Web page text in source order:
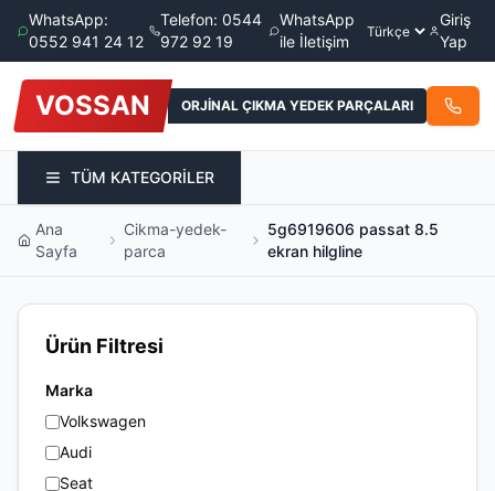
WhatsApp:
0552 941 24 12
Telefon: 0544
972 92 19
WhatsApp
ile İletişim
Giriş
Yap
VOSSAN ORJİNAL ÇIKMA YEDEK PARÇALARI
TÜM KATEGORİLER
Ana
Sayfa
Cikma-yedek-
parca
5g6919606 passat 8.5
ekran hilgline
Ürün Filtresi
Marka
Volkswagen
Audi
Seat